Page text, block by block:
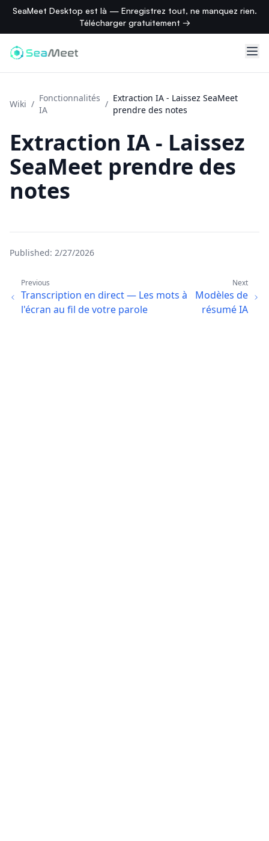
SeaMeet Desktop est là — Enregistrez tout, ne manquez rien.
Télécharger gratuitement →
Wiki /
Fonctionnalités
IA
/
Extraction IA - Laissez SeaMeet
prendre des notes
Extraction IA - Laissez
SeaMeet prendre des
notes
Published: 2/27/2026
Previous
Transcription en direct — Les mots à
l'écran au fil de votre parole
Next
Modèles de
résumé IA